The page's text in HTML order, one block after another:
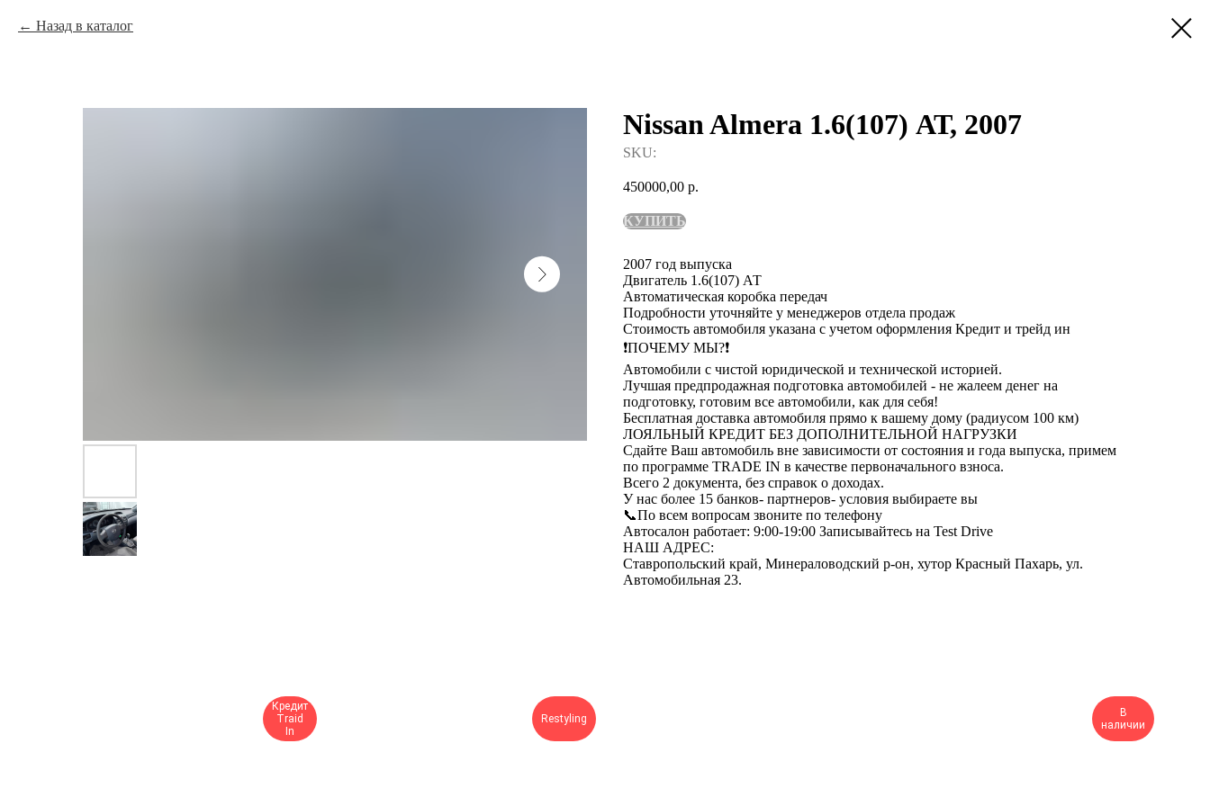
Назад в каталог
Nissan Almera 1.6(107) АТ, 2007
SKU:
450000,00 р.
КУПИТЬ
2007 год выпуска
Двигатель 1.6(107) АТ
Автоматическая коробка передач
Подробности уточняйте у менеджеров отдела продаж
Стоимость автомобиля указана с учетом оформления Кредит и трейд ин
❗️ПОЧЕМУ МЫ?❗️
Автомобили с чистой юридической и технической историей.
Лучшая предпродажная подготовка автомобилей - не жалеем денег на
подготовку, готовим все автомобили, как для себя!
Бесплатная доставка автомобиля прямо к вашему дому (радиусом 100 км)
ЛОЯЛЬНЫЙ КРЕДИТ БЕЗ ДОПОЛНИТЕЛЬНОЙ НАГРУЗКИ
Сдайте Ваш автомобиль вне зависимости от состояния и года выпуска, примем
по программе ТRАDЕ IN в качестве первоначального взноса.
Всего 2 документа, без справок о доходах.
У нас более 15 банков- партнеров- условия выбираете вы
📞По всем вопросам звоните по телефону
Автосалон работает: 9:00-19:00 Записывайтесь на Test Drive
НАШ АДРЕС:
Ставропольский край, Минераловодский р-он, хутор Красный Пахарь, ул.
Автомобильная 23.
Кредит
Traid
In
Restyling
В
наличии